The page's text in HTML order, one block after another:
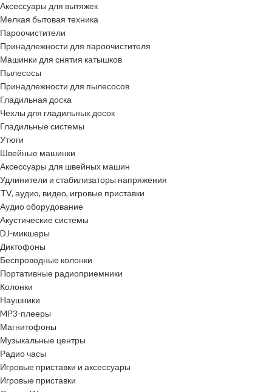
Аксессуары для вытяжек
Мелкая бытовая техника
Пароочистители
Принадлежности для пароочистителя
Машинки для снятия катышков
Пылесосы
Принадлежности для пылесосов
Гладильная доска
Чехлы для гладильных досок
Гладильные системы
Утюги
Швейные машинки
Аксессуары для швейных машин
Удлинители и стабилизаторы напряжения
TV, аудио, видео, игровые приставки
Аудио оборудование
Акустические системы
DJ-микшеры
Диктофоны
Беспроводные колонки
Портативные радиоприемники
Колонки
Наушники
MP3-плееры
Магнитофоны
Музыкальные центры
Радио часы
Игровые приставки и аксессуары
Игровые приставки